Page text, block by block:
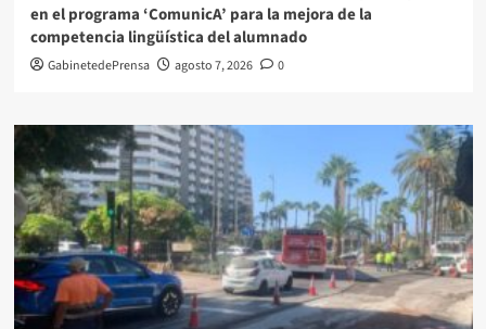
en el programa ‘ComunicA’ para la mejora de la
competencia lingüística del alumnado
GabinetedePrensa agosto 7, 2026 0